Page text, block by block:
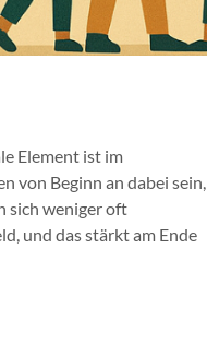
Element ist im
von Beginn an dabei sein,
sich weniger oft
und das stärkt am Ende